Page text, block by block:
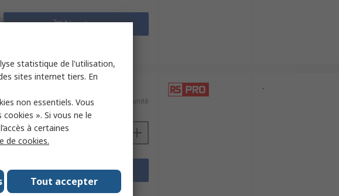
Ajouter
412,60 €HT 412,60 €/unité
Quantité
Ajouter
Fiches techniques
-
statistique de l'utilisation,
sites internet tiers. En
non essentiels. Vous
». Si vous ne le
à certaines
de cookies.
Tout accepter